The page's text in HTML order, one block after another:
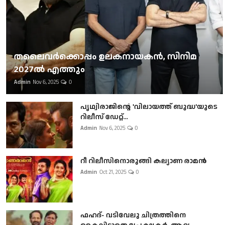
തലൈവര്‍ക്കൊപ്പം ഉലകനായകന്‍, സിനിമ
2027ല്‍ എത്തും
Admin Nov 6, 2025 0
പൃഥ്വിരാജിന്റെ 'വിലായത്ത് ബുദ്ധ'യുടെ
റിലീസ് ഡേറ്റ്...
Admin Nov 6, 2025 0
റീ റിലീസിനൊരുങ്ങി കല്യാണ രാമൻ
Admin Oct 21, 2025 0
ഫഹദ്- വടിവേലു ചിത്രത്തിനെ